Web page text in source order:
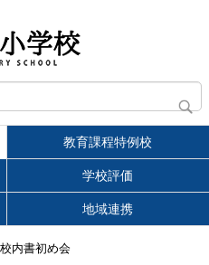
教育課程特例校
学校評価
地域連携
内書初め会